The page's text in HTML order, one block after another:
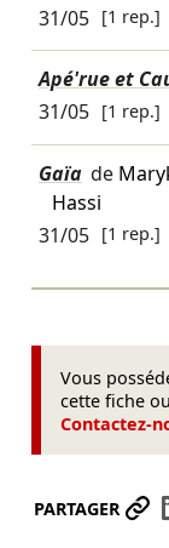
31/05 [1 rep.]
Apé'rue et
31/05 [1 rep.]
Gaïa de
Hassi
31/05 [1 rep.]
Vous
cette fiche
Contactez-
PARTAGER